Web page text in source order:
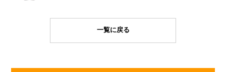
一覧に戻る